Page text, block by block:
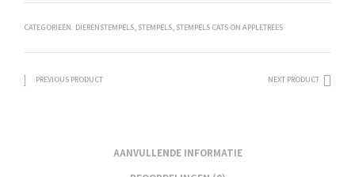
CATEGORIEËN: DIERENSTEMPELS, STEMPELS, STEMPELS CATS ON APPLETREES
PREVIOUS PRODUCT NEXT PRODUCT
AANVULLENDE INFORMATIE